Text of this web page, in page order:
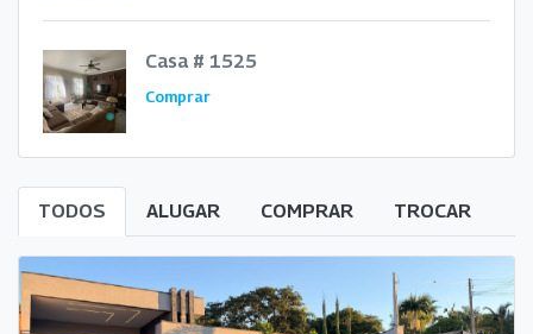
Casa # 1525
Comprar
TODOS ALUGAR COMPRAR TROCAR